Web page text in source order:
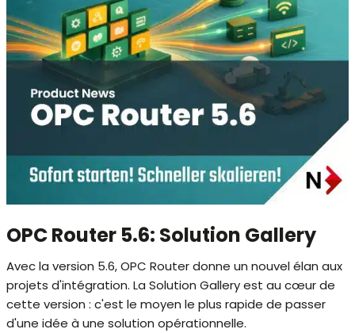
OPC Router 5.6: Solution Gallery
Avec la version 5.6, OPC Router donne un nouvel élan aux
projets d'intégration. La Solution Gallery est au cœur de
cette version : c'est le moyen le plus rapide de passer
d'une idée à une solution opérationnelle.